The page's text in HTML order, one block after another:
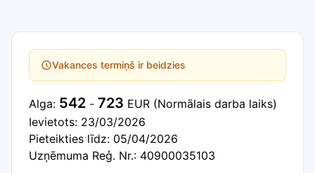
Vakances termiņš ir beidzies
Alga: 542 - 723 EUR (Normālais darba laiks)
Ievietots: 23/03/2026
Pieteikties līdz: 05/04/2026
Uzņēmuma Reģ. Nr.: 40900035103